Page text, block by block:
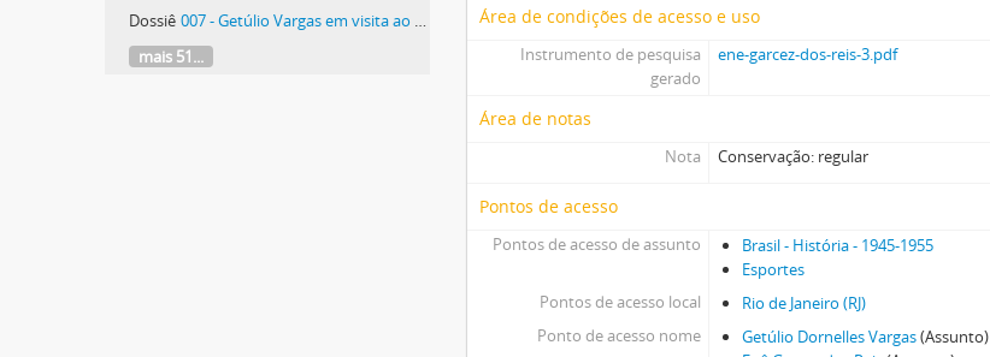
Dossiê 007 - Getúlio Vargas em visita ao Paraná
mais 51...
Área de condições de acesso e uso
Instrumento de pesquisa
gerado
ene-garcez-dos-reis-3.pdf
Área de notas
Nota Conservação: regular
Pontos de acesso
Pontos de acesso de assunto
Brasil - História - 1945-1955
Esportes
Pontos de acesso local
Rio de Janeiro (RJ)
Ponto de acesso nome
Getúlio Dornelles Vargas(Assunto)